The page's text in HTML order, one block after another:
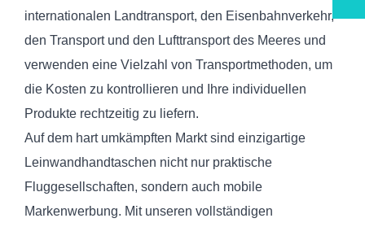
internationalen Landtransport, den Eisenbahnverkehr,
den Transport und den Lufttransport des Meeres und
verwenden eine Vielzahl von Transportmethoden, um
die Kosten zu kontrollieren und Ihre individuellen
Produkte rechtzeitig zu liefern.
Auf dem hart umkämpften Markt sind einzigartige
Leinwandhandtaschen nicht nur praktische
Fluggesellschaften, sondern auch mobile
Markenwerbung. Mit unseren vollständigen